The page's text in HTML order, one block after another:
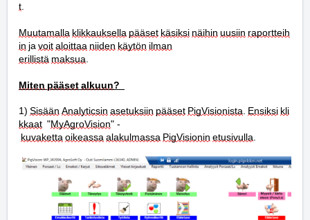
t.
Muutamalla klikkauksella pääset käsiksi näihinuusiin raportteih
in ja voitaloittaa niiden käytön ilman
erillistä maksua.
Miten pääsetalkuun?
1) SisäänAnalyticsin asetuksiin pääset PigVisionista. Ensiksi kli
kkaat "MyAgroVision" -
kuvakettaoikeassaalakulmassa PigVisionin etusivulla.